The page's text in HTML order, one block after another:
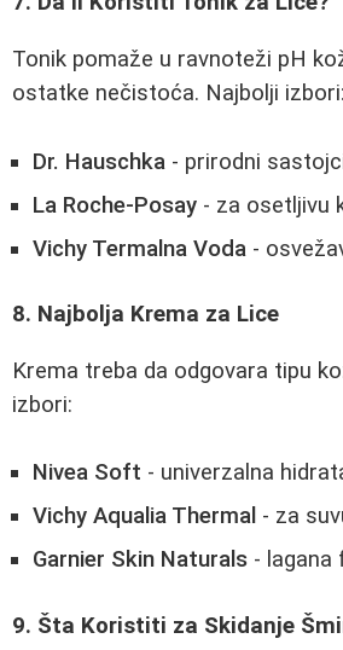
Tonik pomaže u ravnoteži pH
ostatke nečistoća. Najbolji izbori:
Dr. Hauschka - prirodni
La Roche-Posay - za osetljivu
Vichy Termalna Voda -
8. Najbolja Krema za Lice
Krema treba da odgovara tipu
izbori:
Nivea Soft - univerzalna
Vichy Aqualia Thermal - za
Garnier Skin Naturals - lagana
9. Šta Koristiti za Skidanje